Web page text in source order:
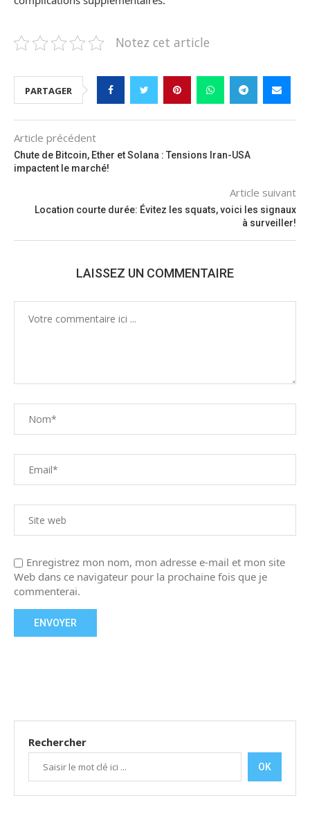
Notez cet article
PARTAGER
Article précédent
Chute de Bitcoin, Ether et Solana : Tensions Iran-USA
impactent le marché!
Article suivant
Location courte durée: Évitez les squats, voici les signaux
à surveiller!
LAISSEZ UN COMMENTAIRE
Enregistrez mon nom, mon adresse e-mail et mon site
Web dans ce navigateur pour la prochaine fois que je
commenterai.
Rechercher
OK